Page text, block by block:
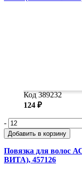
Код 389232
124 ₽
-
Добавить в корзину
Повязка для
ВИТА), 457126